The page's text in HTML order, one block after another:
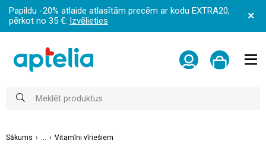
Papildu -20% atlaide atlasītām precēm ar kodu EXTRA20,
pērkot no 35 €: Izvēlieties
Sākums Vitamīni vīriešiem